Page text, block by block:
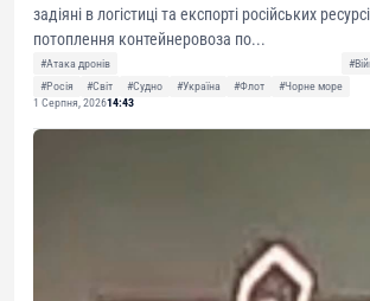
задіяні в логістиці та експорті російських
потоплення контейнеровоза по...
#Атака дронів
#Росія
#Світ #Судно #Україна #Флот
#Чорне море
1 Серпня, 202614:43